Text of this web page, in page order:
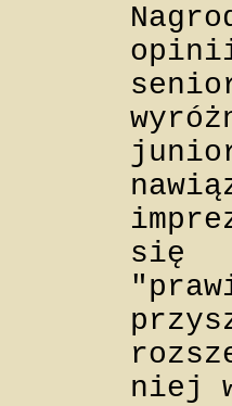
opinii
się
niej